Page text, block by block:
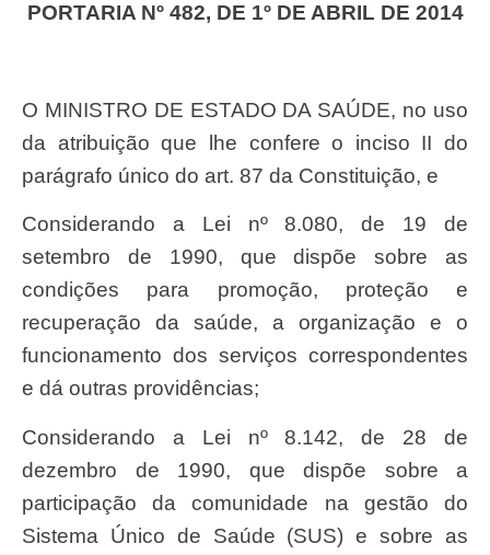
PORTARIA Nº 482, DE 1º DE ABRIL DE 2014
O MINISTRO DE ESTADO DA SAÚDE, no uso
da atribuição que lhe confere o inciso II do
parágrafo único do art. 87 da Constituição, e
Considerando a Lei nº 8.080, de 19 de
setembro de 1990, que dispõe sobre as
condições para promoção, proteção e
recuperação da saúde, a organização e o
funcionamento dos serviços correspondentes
e dá outras providências;
Considerando a Lei nº 8.142, de 28 de
dezembro de 1990, que dispõe sobre a
participação da comunidade na gestão do
Sistema Único de Saúde (SUS) e sobre as